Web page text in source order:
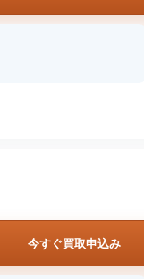
今すぐ買取申込み